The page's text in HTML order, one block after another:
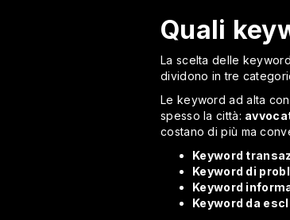
Quali
La scelta delle
dividono in tre
Le keyword ad alta
spesso la città:
costano di più ma
Keyword
Keyword di
Keyword
Keyword da